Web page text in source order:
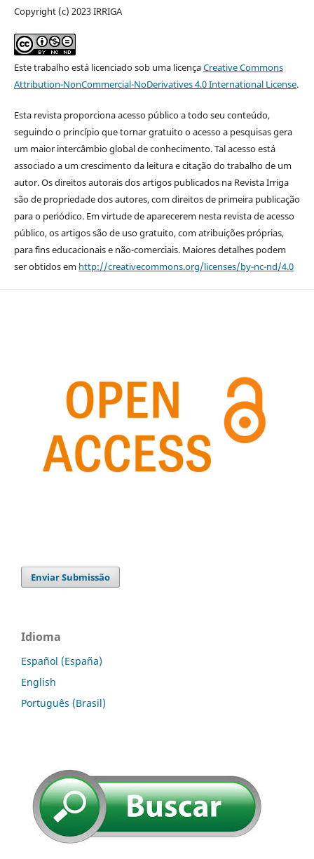
Copyright (c) 2023 IRRIGA
Este trabalho está licenciado sob uma licençaCreative Commons
Attribution-NonCommercial-NoDerivatives 4.0 International License.
Esta revista proporciona acesso público a todo seu conteúdo,
seguindo o princípio que tornar gratuito o acesso a pesquisas gera
um maior intercâmbio global de conhecimento. Tal acesso está
associado a um crescimento da leitura e citação do trabalho de um
autor. Os direitos autorais dos artigos publicados na Revista Irriga
são de propriedade dos autores, com direitos de primeira publicação
para o periódico. Em virtude de aparecerem nesta revista de acesso
público, os artigos são de uso gratuito, com atribuições próprias,
para fins educacionais e não-comerciais. Maiores detalhes podem
ser obtidos em http://creativecommons.org/licenses/by-nc-nd/4.0
Enviar Submissão
Idioma
Español (España)
English
Português (Brasil)